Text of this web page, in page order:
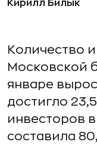
Кирилл Билык
Количество
Московской
январе
достигло
инвесторов
составила